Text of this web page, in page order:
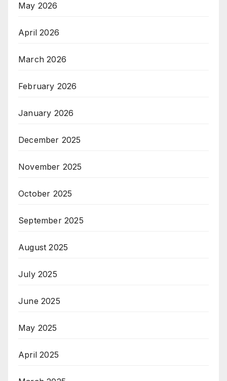
May 2026
April 2026
March 2026
February 2026
January 2026
December 2025
November 2025
October 2025
September 2025
August 2025
July 2025
June 2025
May 2025
April 2025